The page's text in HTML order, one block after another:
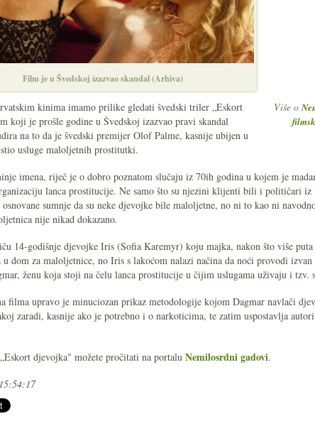
Film je u Švedskoj izazvao skandal (Arhiva)
Više o
kinima imamo prilike gledati švedski triler „Eskort
koji je prošle godine u Švedskoj izazvao pravi skandal
na to da je švedski premijer Olof Palme, kasnije ubijen u
usluge maloljetnih prostitutki.
imena, riječ je o dobro poznatom slučaju iz 70ih godina u kojem je
lanca prostitucije. Ne samo što su njezini klijenti bili i političari iz
sumnje da su neke djevojke bile maloljetne, no ni to kao ni
nije nikad dokazano.
14-godišnje djevojke Iris (Sofia Karemyr) koju majka, nakon što više puta
u dom za maloljetnice, no Iris s lakoćom nalazi načina da noći provodi izvan
ženu koja stoji na čelu lanca prostitucije u čijim uslugama uživaju i tzv.
filma upravo je minuciozan prikaz metodologije kojom Dagmar navlači
zaradi, kasnije ako je potrebno i o narkoticima, te zatim uspostavlja
djevojka" možete pročitati na portalu Nemilosrdni gadovi.